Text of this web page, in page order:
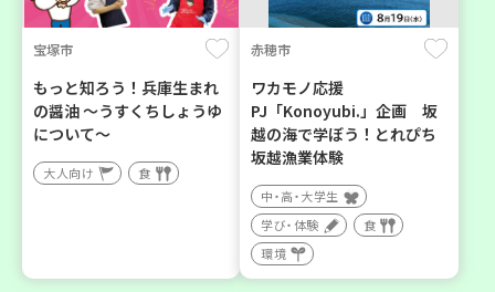
宝塚市
もっと知ろう！兵庫生まれ
の醤油 ～うすくちしょうゆ
について～
大人向け 食
赤穂市
ワカモノ応援
PJ「Konoyubi.」企画 坂
越の海で学ぼう！とれぴち
坂越漁業体験
中・高・大学生
学び・体験
食
環境